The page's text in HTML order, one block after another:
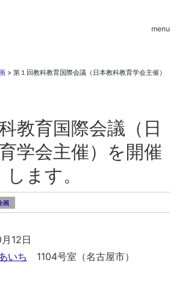
menu
> 第１回教科教育国際会議（日本教科教育学会主催）
教育国際会議（日
学会主催）を開催
します。
画
12日
いち 1104号室（名古屋市）